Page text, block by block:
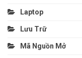
Laptop
Lưu Trữ
Mã Nguồn Mở